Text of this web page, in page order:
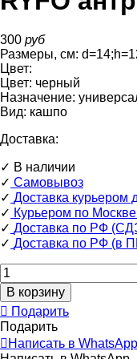
300 руб
Размеры, см: d=14;
Цвет:
Цвет: черный
Назначение:
Вид: кашпо
Доставка:
✓ В наличии
✓ Самовывоз
✓ Доставка курьером
✓ Курьером по
✓ Доставка по РФ
✓ Доставка по РФ (в
Подарить
Подарить
Написать в WhatsApp